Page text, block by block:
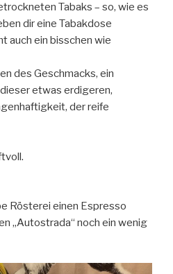
Tabaks – so, wie es
dir eine Tabakdose
auch ein bisschen wie
des Geschmacks, ein
etwas erdigeren,
der reife
Rösterei einen Espresso
„Autostrada“ noch ein wenig